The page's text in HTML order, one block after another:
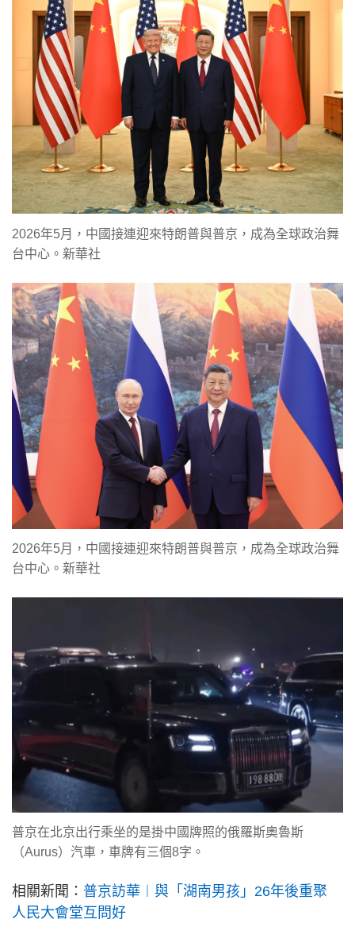
2026年5月，中國接連迎來特朗普與普京，成為全球政治舞
台中心。新華社
2026年5月，中國接連迎來特朗普與普京，成為全球政治舞
台中心。新華社
普京在北京出行乘坐的是掛中國牌照的俄羅斯奧魯斯
（Aurus）汽車，車牌有三個8字。
相關新聞： 普京訪華︱與「湖南男孩」26年後重聚
人民大會堂互問好